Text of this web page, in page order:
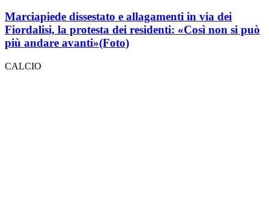
Marciapiede dissestato e allagamenti in via dei
Fiordalisi, la protesta dei residenti: «Così non si può
più andare avanti»(Foto)
CALCIO